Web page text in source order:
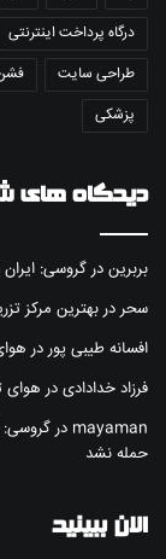
درگاه پرداخت اینترنتی
طراحی سایت
پزشکی
دیدگاه های
بربرین در گروسی:
سحر در بهترین مرکز
افسانه طیبی پور در
فرزاد خدادادی در هوای
mayaman در
حمله نشد
الان ببینید